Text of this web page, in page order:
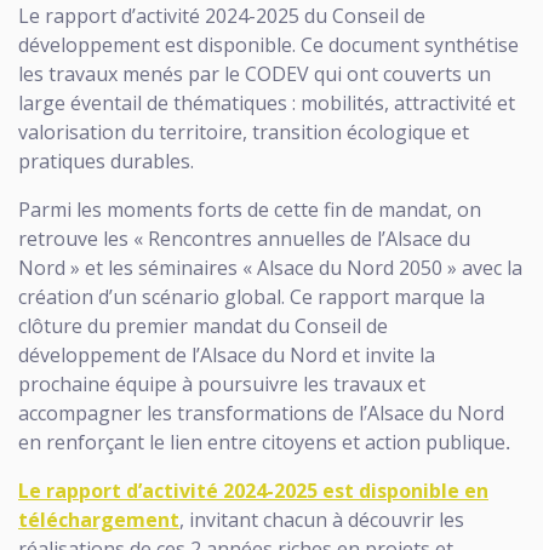
Le rapport d’activité 2024-2025 du Conseil de
développement est disponible. Ce document synthétise
les travaux menés par le CODEV qui ont couverts un
large éventail de thématiques : mobilités, attractivité et
valorisation du territoire, transition écologique et
pratiques durables.
Parmi les moments forts de cette fin de mandat, on
retrouve les « Rencontres annuelles de l’Alsace du
Nord » et les séminaires « Alsace du Nord 2050 » avec la
création d’un scénario global. Ce rapport marque la
clôture du premier mandat du Conseil de
développement de l’Alsace du Nord et invite la
prochaine équipe à poursuivre les travaux et
accompagner les transformations de l’Alsace du Nord
en renforçant le lien entre citoyens et action publique.
Le rapport d’activité 2024-2025 est disponible en
téléchargement, invitant chacun à découvrir les